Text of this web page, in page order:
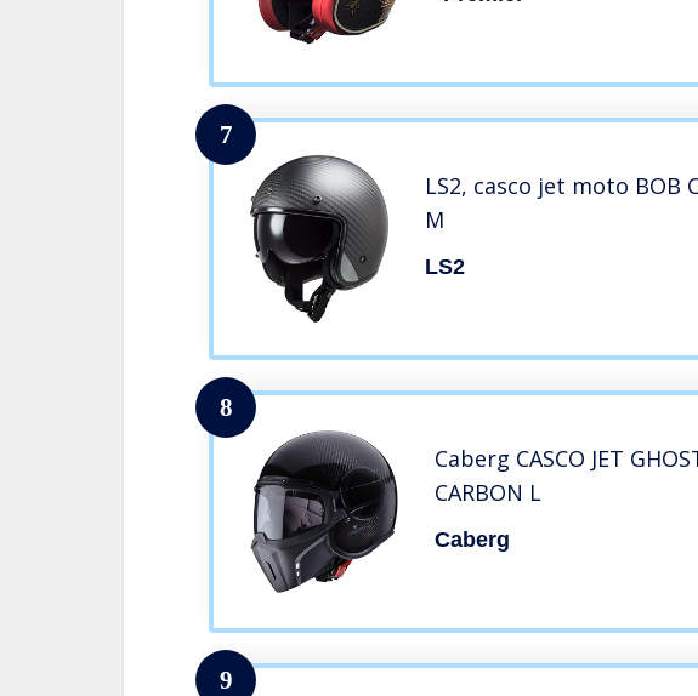
7
LS2, casco jet moto BOB
M
LS2
8
Caberg CASCO JET
CARBON L
Caberg
9